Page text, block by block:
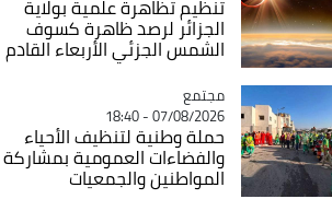
تنظيم تظاهرة علمية بولاية
الجزائر لرصد ظاهرة كسوف
الشمس الجزئي الأربعاء القادم
Catégorie
مجتمع
07/08/2026 - 18:40
حملة وطنية لتنظيف الأحياء
والفضاءات العمومية بمشاركة
المواطنين والجمعيات